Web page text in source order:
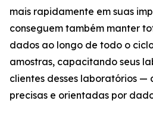
mais rapidamente em suas
conseguem também manter
dados ao longo de todo o
amostras, capacitando seus
clientes desses laboratórios —
precisas e orientadas por